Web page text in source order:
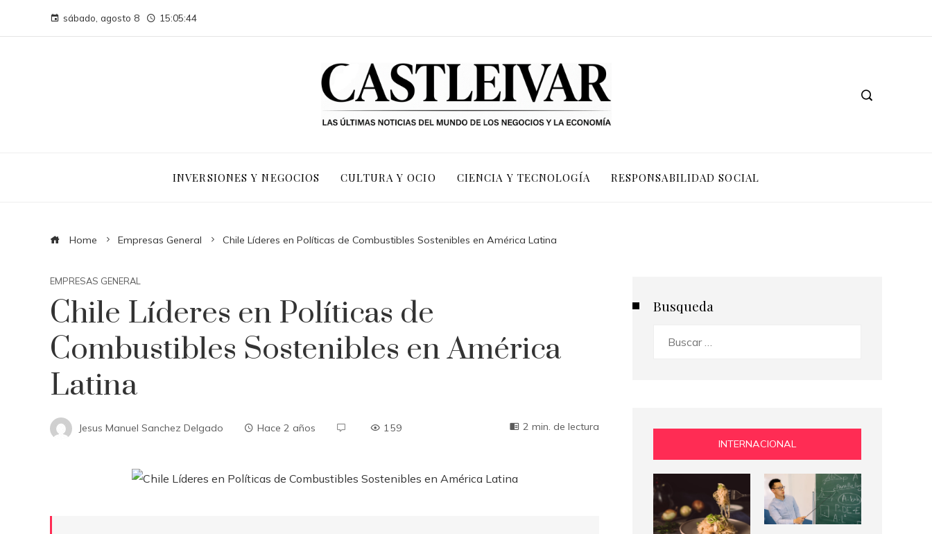
sábado, agosto 8 15:05:45
INVERSIONES Y NEGOCIOS CULTURA Y OCIO CIENCIA Y TECNOLOGÍA RESPONSABILIDAD SOCIAL
Home Empresas General Chile Líderes en Políticas de Combustibles Sostenibles en América Latina
EMPRESAS GENERAL
Chile Líderes en Políticas de
Combustibles Sostenibles en América
Latina
Jesus Manuel Sanchez Delgado Hace 2 años 159 2 min. de lectura
Busqueda
INTERNACIONAL